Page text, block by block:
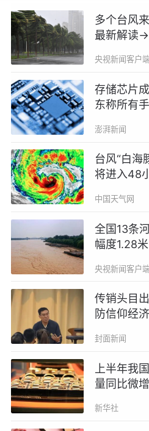
多个台风
最新解读→
央视新闻客户
存储芯片
东称所有
澎湃新闻
台风“白海
将进入48
中国天气网
全国13条
幅度1.28米
央视新闻客户
传销头目
防信仰经
封面新闻
上半年我
量同比微增
新华社